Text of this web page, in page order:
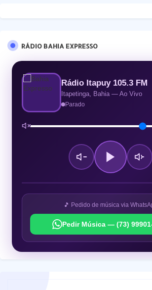
RÁDIO BAHIA EXPRESSO
Rádio Itapuy 105.3 FM
Itapetinga, Bahia — Ao Vivo
Parado
🎵 Pedido de música via
Pedir Música — (73)